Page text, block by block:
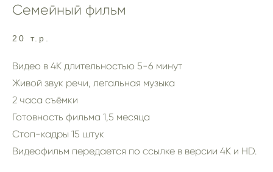
Семейный фильм
20 т.р.
Видео в 4К длительностью 5-6 минут
Живой звук речи, легальная музыка
2 часа съёмки
Готовность фильма 1,5 месяца
Стоп-кадры 15 штук
Видеофильм передается по ссылке в версии 4К и HD.